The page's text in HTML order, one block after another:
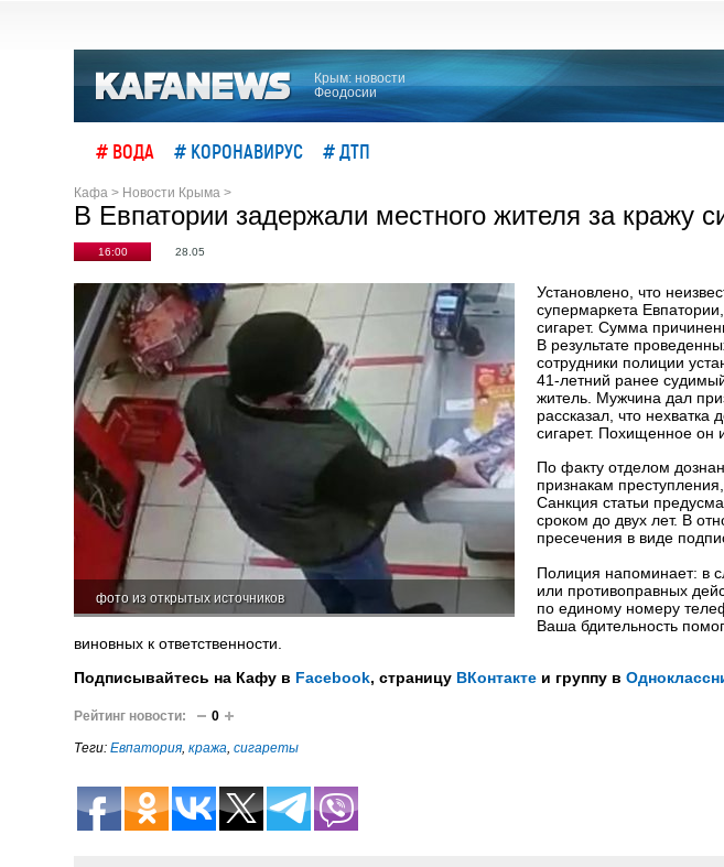
Крым: новости
Феодосии
# ВОДА # КОРОНАВИРУС # ДТП
Кафа > Новости Крыма >
В Евпатории задержали местного жителя за кражу
16:00 28.05
фото из открытых источников
Установлено, что
супермаркета
сигарет. Сумма
В результате
сотрудники полиции
41-летний ранее
житель. Мужчина дал
рассказал, что
сигарет. Похищенное он
По факту отделом
признакам
Санкция статьи
сроком до двух лет. В
пресечения в виде
Полиция напоминает: в
или противоправных
по единому номеру
Ваша бдительность
виновных к ответственности.
Подписывайтесь на Кафу в Facebook, страницу ВКонтакте и группу в
Рейтинг новости: 0
Теги: Евпатория, кража, сигареты